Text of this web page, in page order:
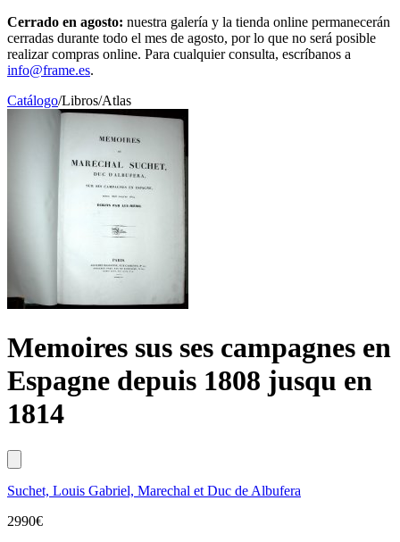
Cerrado en agosto: nuestra galería y la tienda online permanecerán
cerradas durante todo el mes de agosto, por lo que no será posible
realizar compras online. Para cualquier consulta, escríbanos a
info@frame.es.
Catálogo/Libros/Atlas
Memoires sus ses campagnes en
Espagne depuis 1808 jusqu en
1814
Suchet, Louis Gabriel, Marechal et Duc de Albufera
2990€